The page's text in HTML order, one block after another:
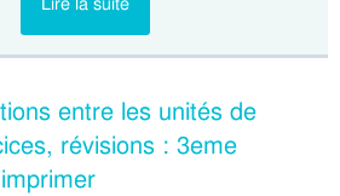
entre les unités de
révisions : 3eme